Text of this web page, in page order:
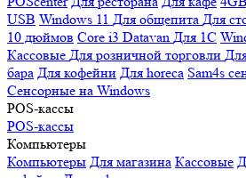
USB Windows 11 Для общепита Для
10 дюймов Core i3 Datavan Для 1С
Кассовые Для розничной торговли
бара Для кофейни Для horeca Sam4s
Сенсорные на Windows
POS-кассы
POS-кассы
Компьютеры
Компьютеры Для магазина Кассовые